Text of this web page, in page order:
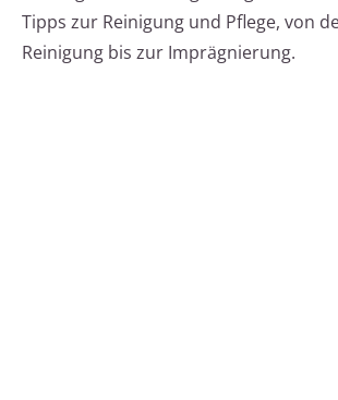
Tipps zur Reinigung und Pflege, von
Reinigung bis zur Imprägnierung.